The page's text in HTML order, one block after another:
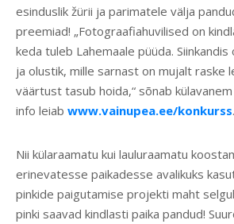
esinduslik žürii ja parimatele välja
preemiad! „Fotograafiahuvilised on
keda tuleb Lahemaale püüda.
ja olustik, mille sarnast on mujalt raske
väärtust tasub hoida,“ sõnab
info leiab www.vainupea.ee/konkurss.
Nii külaraamatu kui lauluraamatu
erinevatesse paikadesse avalikuks
pinkide paigutamise projekti maht
pinki saavad kindlasti paika pandud!